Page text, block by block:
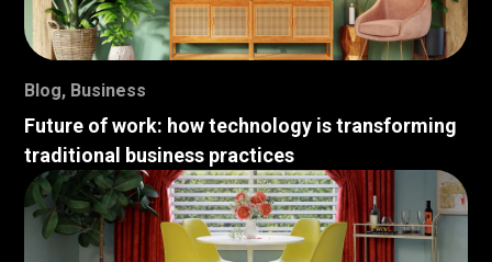
Blog, Business
Future of work: how technology is transforming
traditional business practices